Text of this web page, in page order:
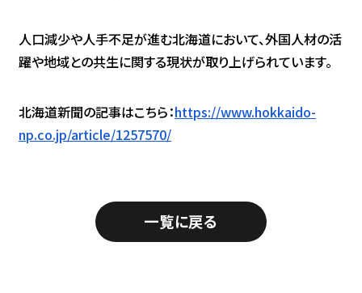
人口減少や人手不足が進む北海道において、外国人材の活
躍や地域との共生に関する現状が取り上げられています。
北海道新聞の記事はこちら：https://www.hokkaido-
np.co.jp/article/1257570/
一覧に戻る